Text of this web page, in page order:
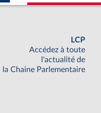
LCP
Accédez à toute
l'actualité de
la Chaine Parlementaire